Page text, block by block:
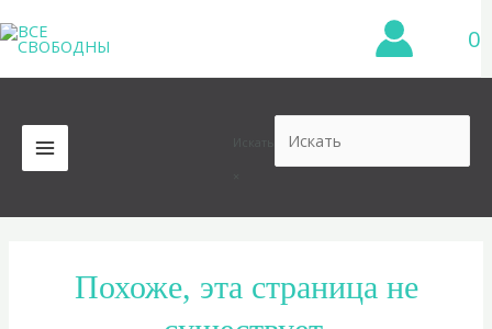
к
содержимому
0
MAIN
MENU
Похоже, эта страница не